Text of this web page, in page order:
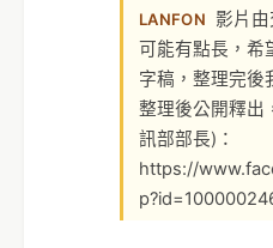
LANFON 影片
可能有點長，希
字稿，整理完後
整理後公開釋出
訊部部長)：
https://